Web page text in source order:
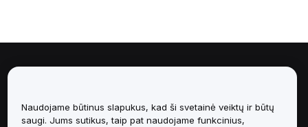
Paslaugos
Naudojame būtinus slapukus, kad ši svetainė veiktų ir būtų
saugi. Jums sutikus, taip pat naudojame funkcinius,